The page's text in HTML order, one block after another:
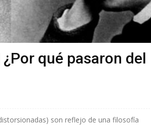
qué pasaron del
son reflejo de una filosofía